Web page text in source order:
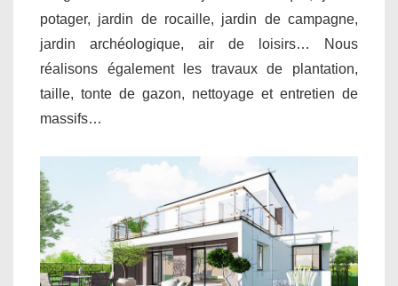
potager, jardin de rocaille, jardin de campagne,
jardin archéologique, air de loisirs… Nous
réalisons également les travaux de plantation,
taille, tonte de gazon, nettoyage et entretien de
massifs…